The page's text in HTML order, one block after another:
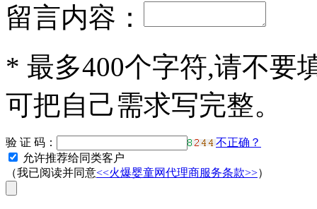
留言内容：
* 最多400个字符,请不要
可把自己需求写完整。
验 证 码：
不正确？
允许推荐给同类客户
（我已阅读并同意<<火爆婴童网代理商服务条款>>）